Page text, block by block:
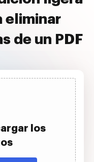
eliminar
de un PDF
los